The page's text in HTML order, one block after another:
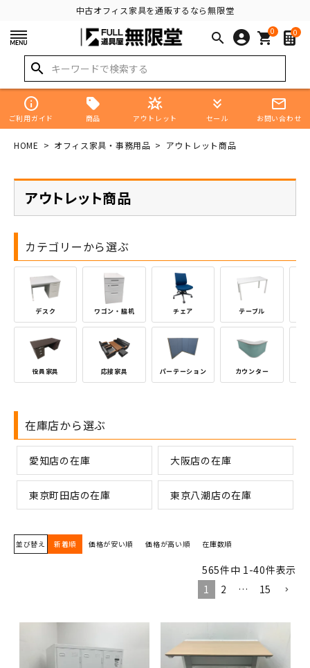
中古オフィス家具を通販するなら無限堂
search 0
shopping_cart 0
search
info
ご利用ガイド 商品
star_shine
アウトレット
keyboard_double_arrow_down
セール
mail_outline
お問い合わせ
HOME オフィス家具・事務用品 アウトレット商品
アウトレット商品
カテゴリーから選ぶ
デスク ワゴン・脇机 チェア テーブル
役員家具 応接家具 パーテーション カウンター
在庫店から選ぶ
愛知店の在庫 大阪店の在庫
東京町田店の在庫 東京八潮店の在庫
並び替え 新着順 価格が安い順 価格が高い順 在庫数順
565件中 1-40件表示
1
2 … 15